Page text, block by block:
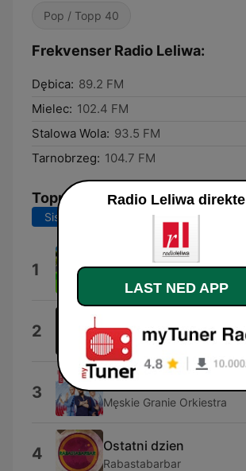
Pop / Topp 40
Frekvenser Radio Leliwa:
Dębica: 89.2 FM
Mielec: 102.4 FM
Stalowa Wola: 93.5 FM
Tarnobrzeg: 104.7 FM
Topplåter
Siste 7 dager Siste 30 dager
1
2 Kuba Blokesz
3 Nieboskłon
Męskie Granie Orkiestra
4 Ostatni dzien
Rabastabarbar
Radio Leliwa direkte
LAST NED APP